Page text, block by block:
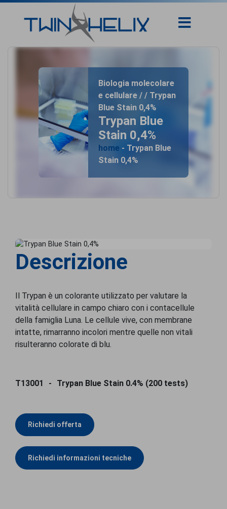
Biologia molecolare
e cellulare / / Trypan
Blue Stain 0,4%
Trypan Blue
Stain 0,4%
home - Trypan Blue
Stain 0,4%
Descrizione
Il Trypan è un colorante utilizzato per valutare la
vitalità cellulare in campo chiaro con i contacellule
della famiglia Luna. Le cellule vive, con membrane
intatte, rimarranno incolori mentre quelle non vitali
risulteranno colorate di blu.
T13001 Trypan Blue Stain 0.4% (200 tests)
Richiedi offerta
Richiedi informazioni tecniche